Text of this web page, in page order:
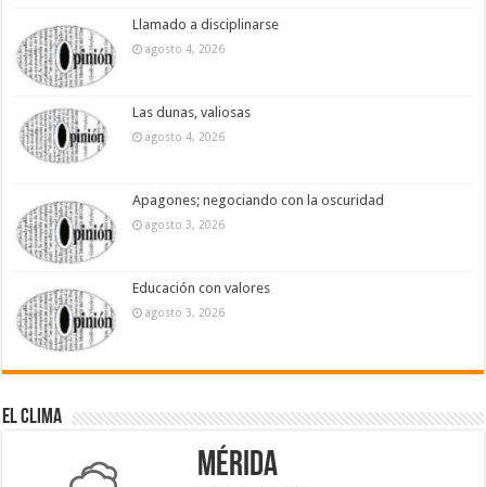
Llamado a disciplinarse
agosto 4, 2026
Las dunas, valiosas
agosto 4, 2026
Apagones; negociando con la oscuridad
agosto 3, 2026
Educación con valores
agosto 3, 2026
El Clima
Mérida